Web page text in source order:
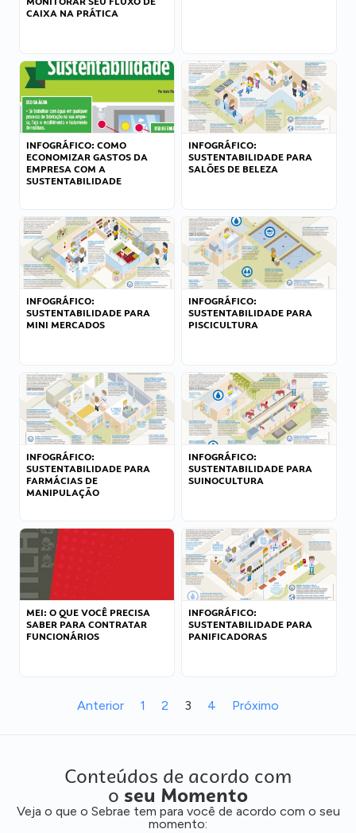
CAIXA NA PRÁTICA
INFOGRÁFICO: COMO
ECONOMIZAR GASTOS DA
EMPRESA COM A
SUSTENTABILIDADE
INFOGRÁFICO:
SUSTENTABILIDADE PARA
SALÕES DE BELEZA
INFOGRÁFICO:
SUSTENTABILIDADE PARA
MINI MERCADOS
INFOGRÁFICO:
SUSTENTABILIDADE PARA
PISCICULTURA
INFOGRÁFICO:
SUSTENTABILIDADE PARA
FARMÁCIAS DE
MANIPULAÇÃO
INFOGRÁFICO:
SUSTENTABILIDADE PARA
SUINOCULTURA
MEI: O QUE VOCÊ PRECISA
SABER PARA CONTRATAR
FUNCIONÁRIOS
INFOGRÁFICO:
SUSTENTABILIDADE PARA
PANIFICADORAS
Anterior 1 2 3 4 Próximo
Conteúdos de acordo com
o seu Momento
Veja o que o Sebrae tem para você de acordo com o seu
momento: